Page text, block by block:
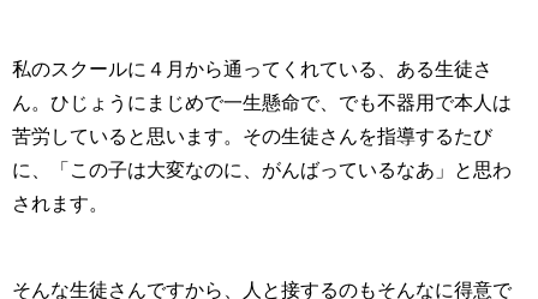
私のスクールに４月から通ってくれている、ある生徒さ
ん。ひじょうにまじめで一生懸命で、でも不器用で本人は
苦労していると思います。その生徒さんを指導するたび
に、「この子は大変なのに、がんばっているなあ」と思わ
されます。
そんな生徒さんですから、人と接するのもそんなに得意で